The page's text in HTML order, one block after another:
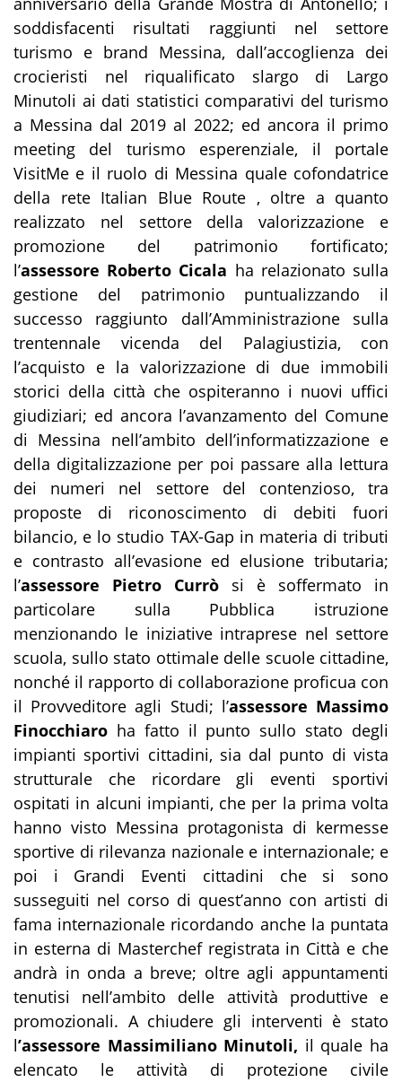
soddisfacenti risultati raggiunti nel settore
turismo e brand Messina, dall’accoglienza dei
crocieristi nel riqualificato slargo di Largo
Minutoli ai dati statistici comparativi del turismo
a Messina dal 2019 al 2022; ed ancora il primo
meeting del turismo esperenziale, il portale
VisitMe e il ruolo di Messina quale cofondatrice
della rete Italian Blue Route , oltre a quanto
realizzato nel settore della valorizzazione e
promozione del patrimonio fortificato;
l’assessore Roberto Cicala ha relazionato sulla
gestione del patrimonio puntualizzando il
successo raggiunto dall’Amministrazione sulla
trentennale vicenda del Palagiustizia, con
l’acquisto e la valorizzazione di due immobili
storici della città che ospiteranno i nuovi uffici
giudiziari; ed ancora l’avanzamento del Comune
di Messina nell’ambito dell’informatizzazione e
della digitalizzazione per poi passare alla lettura
dei numeri nel settore del contenzioso, tra
proposte di riconoscimento di debiti fuori
bilancio, e lo studio TAX-Gap in materia di tributi
e contrasto all’evasione ed elusione tributaria;
l’assessore Pietro Currò si è soffermato in
particolare sulla Pubblica istruzione
menzionando le iniziative intraprese nel settore
scuola, sullo stato ottimale delle scuole cittadine,
nonché il rapporto di collaborazione proficua con
il Provveditore agli Studi; l’assessore Massimo
Finocchiaro ha fatto il punto sullo stato degli
impianti sportivi cittadini, sia dal punto di vista
strutturale che ricordare gli eventi sportivi
ospitati in alcuni impianti, che per la prima volta
hanno visto Messina protagonista di kermesse
sportive di rilevanza nazionale e internazionale; e
poi i Grandi Eventi cittadini che si sono
susseguiti nel corso di quest’anno con artisti di
fama internazionale ricordando anche la puntata
in esterna di Masterchef registrata in Città e che
andrà in onda a breve; oltre agli appuntamenti
tenutisi nell’ambito delle attività produttive e
promozionali. A chiudere gli interventi è stato
l’assessore Massimiliano Minutoli, il quale ha
elencato le attività di protezione civile